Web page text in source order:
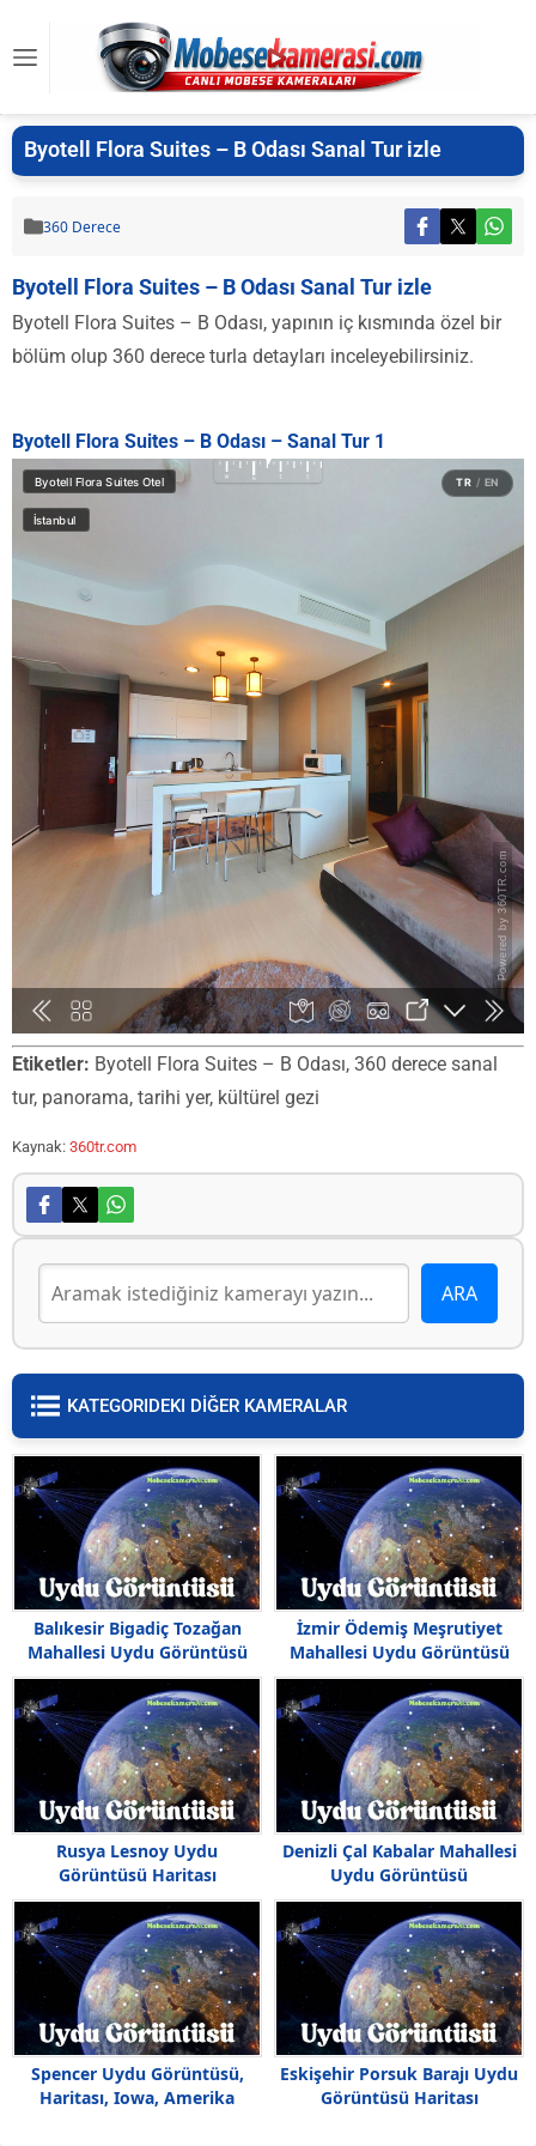
Byotell Flora Suites – B Odası Sanal Tur izle
360 Derece
Byotell Flora Suites – B Odası Sanal Tur izle
Byotell Flora Suites – B Odası, yapının iç kısmında özel bir
bölüm olup 360 derece turla detayları inceleyebilirsiniz.
Byotell Flora Suites – B Odası – Sanal Tur 1
Etiketler: Byotell Flora Suites – B Odası, 360 derece sanal
tur, panorama, tarihi yer, kültürel gezi
Kaynak: 360tr.com
KATEGORIDEKI DİĞER KAMERALAR
Balıkesir Bigadiç Tozağan
Mahallesi Uydu Görüntüsü
İzmir Ödemiş Meşrutiyet
Mahallesi Uydu Görüntüsü
Rusya Lesnoy Uydu
Görüntüsü Haritası
Denizli Çal Kabalar Mahallesi
Uydu Görüntüsü
Spencer Uydu Görüntüsü,
Haritası, Iowa, Amerika
Eskişehir Porsuk Barajı Uydu
Görüntüsü Haritası